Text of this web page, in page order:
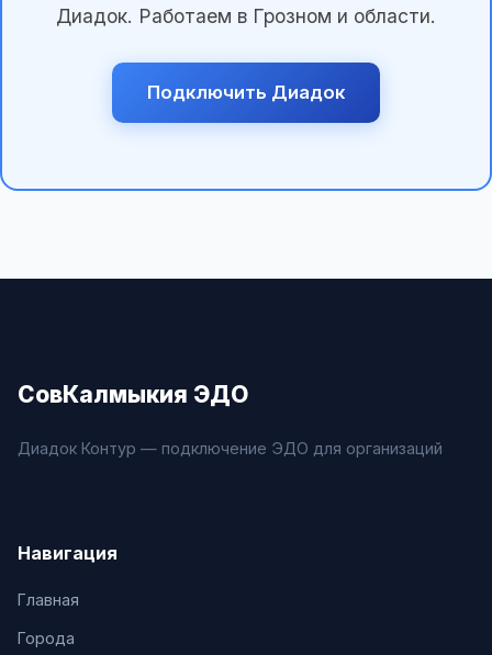
Диадок. Работаем в Грозном и области.
Подключить Диадок
СовКалмыкия ЭДО
Диадок Контур — подключение ЭДО для организаций
Навигация
Главная
Города